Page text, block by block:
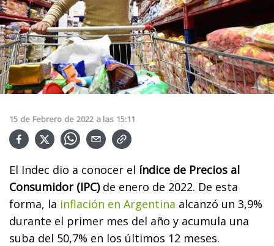
15 de Febrero de 2022 a las 15:11
El Indec dio a conocer el índice de Precios al
Consumidor (IPC)de enero de 2022. De esta
forma, la inflación en Argentina alcanzó un 3,9%
durante el primer mes del año y acumula una
suba del 50,7% en los últimos 12 meses.